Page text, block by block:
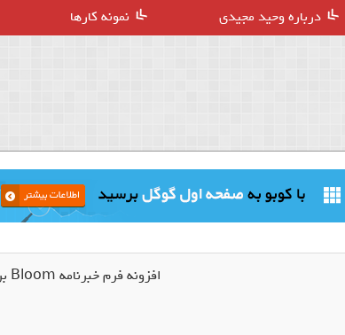
درباره وحید مجیدی نمونه کارها
افزونه فرم خبرنامه Bloom برای وردپرس